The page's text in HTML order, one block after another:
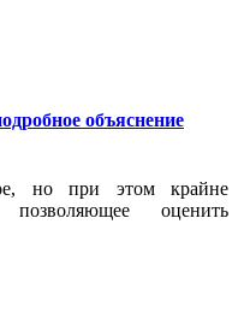
объяснение
но при этом крайне
позволяющее оценить